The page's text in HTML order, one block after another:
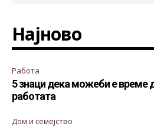
Најново
Работа
5 знаци дека можеби е време
работата
Дом и семејство